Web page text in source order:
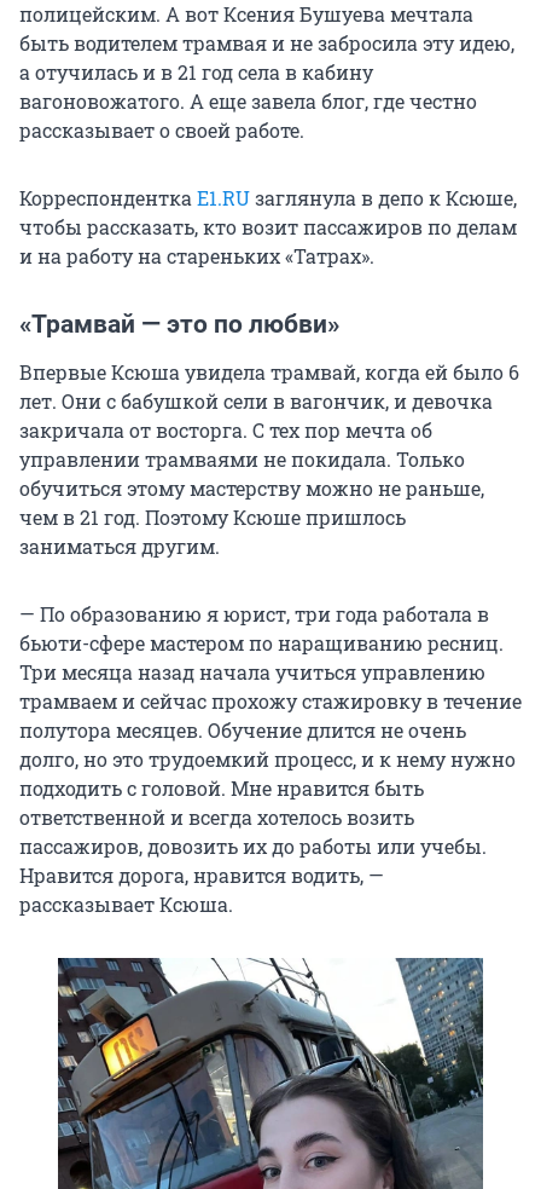
полицейским. А вот Ксения Бушуева мечтала
быть водителем трамвая и не забросила эту идею,
а отучилась и в 21 год села в кабину
вагоновожатого. А еще завела блог, где честно
рассказывает о своей работе.
Корреспондентка E1.RUзаглянула в депо к Ксюше,
чтобы рассказать, кто возит пассажиров по делам
и на работу на стареньких «Татрах».
«Трамвай — это по любви»
Впервые Ксюша увидела трамвай, когда ей было 6
лет. Они с бабушкой сели в вагончик, и девочка
закричала от восторга. С тех пор мечта об
управлении трамваями не покидала. Только
обучиться этому мастерству можно не раньше,
чем в 21 год. Поэтому Ксюше пришлось
заниматься другим.
— По образованию я юрист, три года работала в
бьюти-сфере мастером по наращиванию ресниц.
Три месяца назад начала учиться управлению
трамваем и сейчас прохожу стажировку в течение
полутора месяцев. Обучение длится не очень
долго, но это трудоемкий процесс, и к нему нужно
подходить с головой. Мне нравится быть
ответственной и всегда хотелось возить
пассажиров, довозить их до работы или учебы.
Нравится дорога, нравится водить, —
рассказывает Ксюша.